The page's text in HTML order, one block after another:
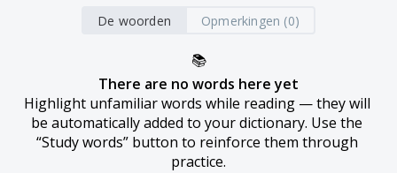
De woorden Opmerkingen (0)
📚
There are no words here yet
Highlight unfamiliar words while reading — they will
be automatically added to your dictionary. Use the
“Study words” button to reinforce them through
practice.